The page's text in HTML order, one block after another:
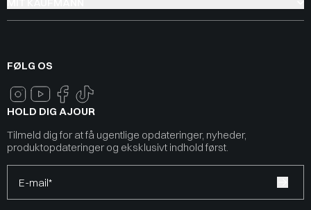
FØLG OS
HOLD DIG AJOUR
Tilmeld dig for at få ugentlige opdateringer, nyheder,
produktopdateringer og eksklusivt indhold først.
E-mail*